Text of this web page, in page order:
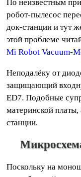
По неизвестным
робот-пылесос
док-станции и тут
этой проблеме
Mi Robot Vacuum-
Неподалёку от
защищающий
ED7. Подобные
материнской платы,
станции.
Поскольку на